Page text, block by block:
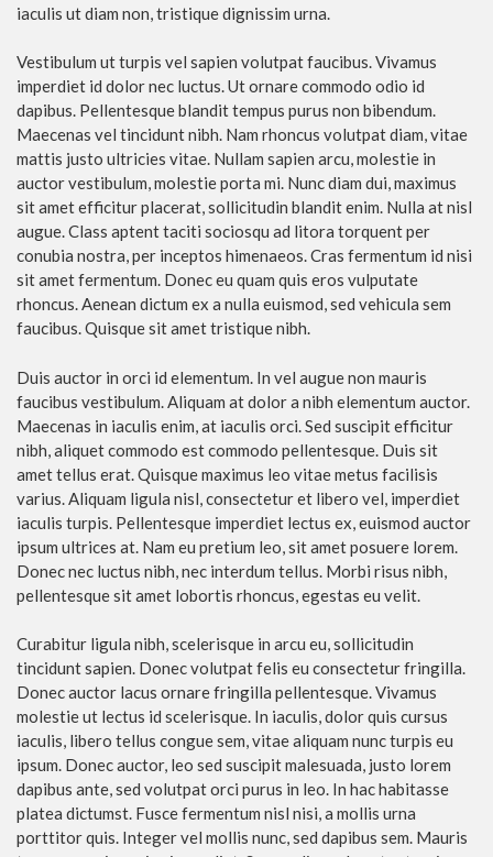
iaculis ut diam non, tristique dignissim urna.
Vestibulum ut turpis vel sapien volutpat faucibus. Vivamus
imperdiet id dolor nec luctus. Ut ornare commodo odio id
dapibus. Pellentesque blandit tempus purus non bibendum.
Maecenas vel tincidunt nibh. Nam rhoncus volutpat diam, vitae
mattis justo ultricies vitae. Nullam sapien arcu, molestie in
auctor vestibulum, molestie porta mi. Nunc diam dui, maximus
sit amet efficitur placerat, sollicitudin blandit enim. Nulla at nisl
augue. Class aptent taciti sociosqu ad litora torquent per
conubia nostra, per inceptos himenaeos. Cras fermentum id nisi
sit amet fermentum. Donec eu quam quis eros vulputate
rhoncus. Aenean dictum ex a nulla euismod, sed vehicula sem
faucibus. Quisque sit amet tristique nibh.
Duis auctor in orci id elementum. In vel augue non mauris
faucibus vestibulum. Aliquam at dolor a nibh elementum auctor.
Maecenas in iaculis enim, at iaculis orci. Sed suscipit efficitur
nibh, aliquet commodo est commodo pellentesque. Duis sit
amet tellus erat. Quisque maximus leo vitae metus facilisis
varius. Aliquam ligula nisl, consectetur et libero vel, imperdiet
iaculis turpis. Pellentesque imperdiet lectus ex, euismod auctor
ipsum ultrices at. Nam eu pretium leo, sit amet posuere lorem.
Donec nec luctus nibh, nec interdum tellus. Morbi risus nibh,
pellentesque sit amet lobortis rhoncus, egestas eu velit.
Curabitur ligula nibh, scelerisque in arcu eu, sollicitudin
tincidunt sapien. Donec volutpat felis eu consectetur fringilla.
Donec auctor lacus ornare fringilla pellentesque. Vivamus
molestie ut lectus id scelerisque. In iaculis, dolor quis cursus
iaculis, libero tellus congue sem, vitae aliquam nunc turpis eu
ipsum. Donec auctor, leo sed suscipit malesuada, justo lorem
dapibus ante, sed volutpat orci purus in leo. In hac habitasse
platea dictumst. Fusce fermentum nisl nisi, a mollis urna
porttitor quis. Integer vel mollis nunc, sed dapibus sem. Mauris